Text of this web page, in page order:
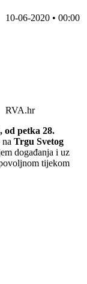
10-06-2020 • 00:00
RVA.hr
od petka 28.
Trgu Svetog
događanja i uz
tijekom